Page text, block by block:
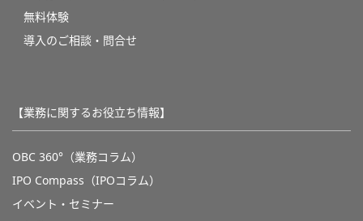
無料体験
導入のご相談・問合せ
【業務に関するお役立ち情報】
OBC 360°（業務コラム）
IPO Compass（IPOコラム）
イベント・セミナー